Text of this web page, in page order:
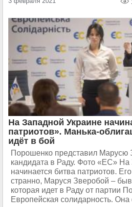
На Западной Украине
патриотов». Манька-
идёт в бой
Порошенко представил Марусю
кандидата в Раду. Фото «ЕС»
начинается битва патриотов.
странно, Маруся Зверобой –
которая идет в Раду от партии
Европейская солидарность. Она